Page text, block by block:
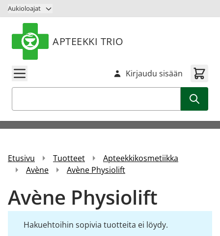
Siirry sisältöön
Aukioloajat
APTEEKKI TRIO
Kirjaudu sisään
Etusivu Tuotteet
Apteekkikosmetiikka
Avène
Avène Physiolift
Avène Physiolift
Hakuehtoihin sopivia tuotteita ei löydy.